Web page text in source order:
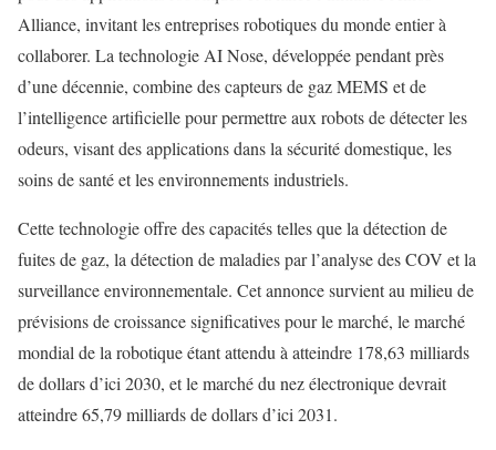
Alliance, invitant les entreprises robotiques du monde entier à
collaborer. La technologie AI Nose, développée pendant près
d’une décennie, combine des capteurs de gaz MEMS et de
l’intelligence artificielle pour permettre aux robots de détecter les
odeurs, visant des applications dans la sécurité domestique, les
soins de santé et les environnements industriels.
Cette technologie offre des capacités telles que la détection de
fuites de gaz, la détection de maladies par l’analyse des COV et la
surveillance environnementale. Cet annonce survient au milieu de
prévisions de croissance significatives pour le marché, le marché
mondial de la robotique étant attendu à atteindre 178,63 milliards
de dollars d’ici 2030, et le marché du nez électronique devrait
atteindre 65,79 milliards de dollars d’ici 2031.